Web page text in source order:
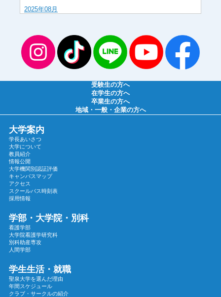
2025年08月
2025年06月
2025年05月
2025年04月
2024年12月
2024年11月
2024年10月
2024年09月
2024年08月
2024年07月
2024年06月
2024年04月
2024年03月
2024年02月
2023年12月
2023年11月
受験生の方へ
在学生の方へ
卒業生の方へ
地域・一般・企業の方へ
大学案内
学長あいさつ
大学について
教員紹介
情報公開
大学機関別認証評価
キャンパスマップ
アクセス
スクールバス時刻表
採用情報
学部・大学院・別科
看護学部
大学院看護学研究科
別科助産専攻
人間学部
学生生活・就職
聖泉大学を選んだ理由
年間スケジュール
クラブ・サークルの紹介